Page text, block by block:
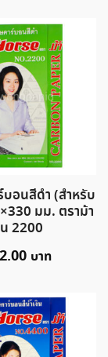
บอนสีดำ (สำหรับ
มม. ตราม้า
2200